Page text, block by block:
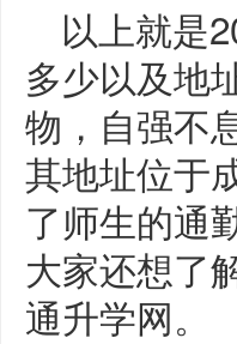
以上就是
多少以及地
物，自强不
其地址位于
了师生的通
大家还想了
通升学网。